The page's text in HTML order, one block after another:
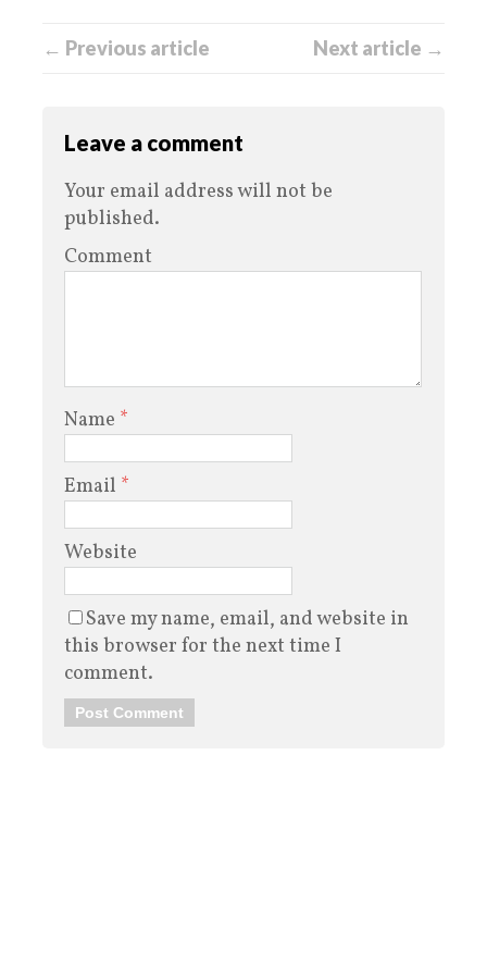
← Previous article Next article →
Leave a comment
Your email address will not be
published.
Comment
Name *
Email *
Website
Save my name, email, and website in
this browser for the next time I
comment.